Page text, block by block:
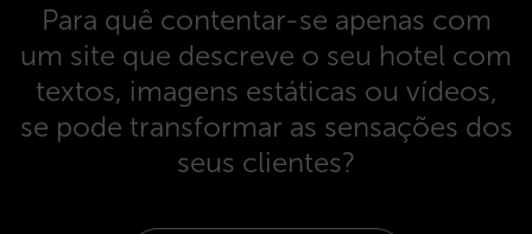
Para quê contentar-se apenas com
um site que descreve o seu hotel com
textos, imagens estáticas ou vídeos,
se pode transformar as sensações dos
seus clientes?